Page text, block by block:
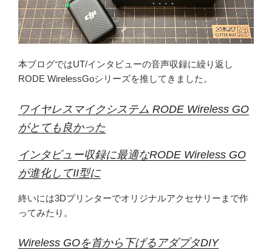
本ブログではUT/インタビューの音声収録に繰り返し
RODE WirelessGoシリーズを推してきました。
ワイヤレスマイクシステム RODE Wireless GO
がとても良かった
インタビュー収録に最適なRODE Wireless GO
が進化してII型に
終いには3Dプリンターでオリジナルアクセサリーまで作
ってみたり。
Wireless GOを首から下げるアダプタDIY